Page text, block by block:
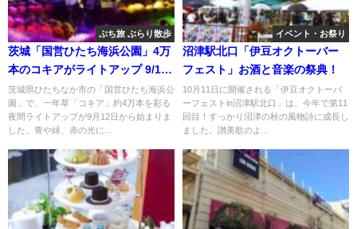
ぷち旅 ぶらり散歩
茨城「国営ひたち海浜公園」4万
本のコキアがライトアップ 9/12
～
茨城県ひたちなか市の「国営ひたち海浜公
園」で、一年草「コキア」約4万本を彩る
夜間ライトアップが9月12日から始まりま
した。青や緑、赤の光に...
イベント・お祭り
沼津駅北口「伊豆オクトーバー
フェスト」お酒と音楽の祭典！
10月11日に開催される「伊豆オクトーバ
ーフェストin沼津駅北口」は、今年で第11
回目！すっかり沼津の秋の風物詩に成長し
ました。讃美歌のよ...